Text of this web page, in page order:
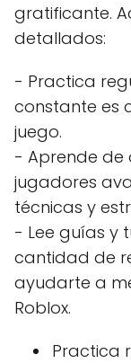
gratificante.
detallados:
- Practica
constante es
juego.
- Aprende de
jugadores
técnicas y
- Lee guías y
cantidad de
ayudarte a
Roblox.
Practica